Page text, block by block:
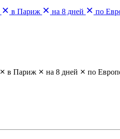
в Париж на 8 дней
по
в Париж на 8 дней
по